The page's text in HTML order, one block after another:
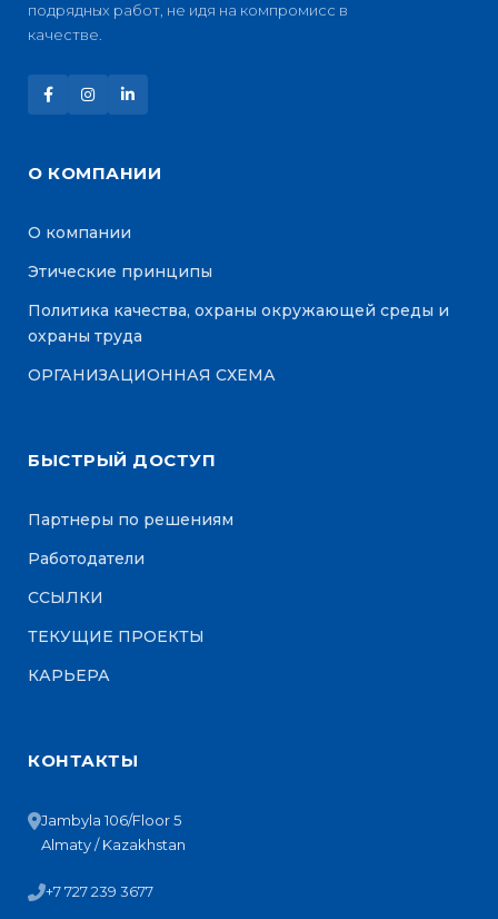
подрядных работ, не идя на компромисс в
качестве.
О КОМПАНИИ
О компании
Этические принципы
Политика качества, охраны окружающей среды и
охраны труда
ОРГАНИЗАЦИОННАЯ СХЕМА
БЫСТРЫЙ ДОСТУП
Партнеры по решениям
Работодатели
ССЫЛКИ
ТЕКУЩИЕ ПРОЕКТЫ
КАРЬЕРА
КОНТАКТЫ
Jambyla 106/Floor 5
Almaty / Kazakhstan
+7 727 239 3677